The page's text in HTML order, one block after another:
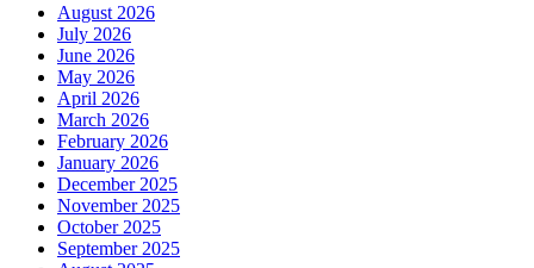
August 2026
July 2026
June 2026
May 2026
April 2026
March 2026
February 2026
January 2026
December 2025
November 2025
October 2025
September 2025